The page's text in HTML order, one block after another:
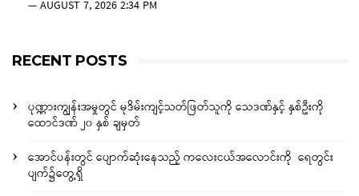
—AUGUST 7, 2026 2:34 PM
RECENT POSTS
ပုဏ္ဏားကျွန်းအမှုတွင် မုဒိမ်းကျင့်သတ်ဖြတ်သူကို သေဒဏ်နှင့် နှစ်ဦးကို
ထောင်ဒဏ် ၂၀ နှစ် ချမှတ်
အောင်ပန်းတွင် ပျောက်ဆုံးနေသည့် ကလေးငယ်အလောင်းကို ရေတွင်း
ပျက်၌တွေ့ရှိ